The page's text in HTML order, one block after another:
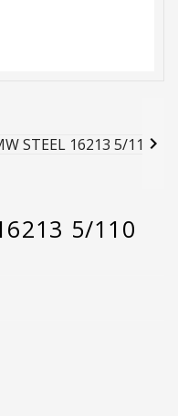

5/110